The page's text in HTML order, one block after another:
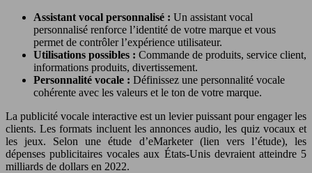
Assistant vocal personnalisé : Un assistant vocal
personnalisé renforce l’identité de votre marque et vous
permet de contrôler l’expérience utilisateur.
Utilisations possibles : Commande de produits, service client,
informations produits, divertissement.
Personnalité vocale : Définissez une personnalité vocale
cohérente avec les valeurs et le ton de votre marque.
La publicité vocale interactive est un levier puissant pour engager les
clients. Les formats incluent les annonces audio, les quiz vocaux et
les jeux. Selon une étude d’eMarketer (lien vers l’étude), les
dépenses publicitaires vocales aux États-Unis devraient atteindre 5
milliards de dollars en 2022.